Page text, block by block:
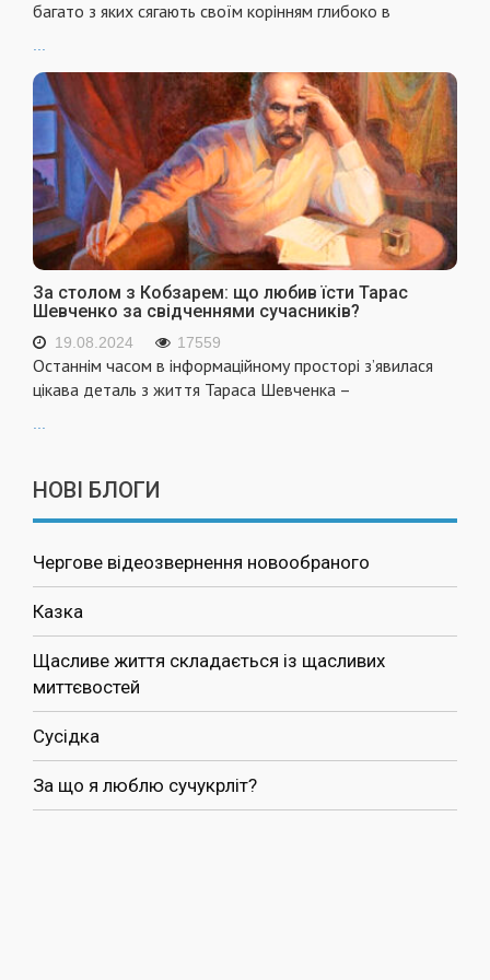
багато з яких сягають своїм корінням глибоко в
...
За столом з Кобзарем: що любив їсти Тарас
Шевченко за свідченнями сучасників?
19.08.2024 17559
Останнім часом в інформаційному просторі з’явилася
цікава деталь з життя Тараса Шевченка –
НОВІ БЛОГИ
Чергове відеозвернення новообраного
Казка
Щасливе життя складається із щасливих
миттєвостей
Сусідка
За що я люблю сучукрліт?